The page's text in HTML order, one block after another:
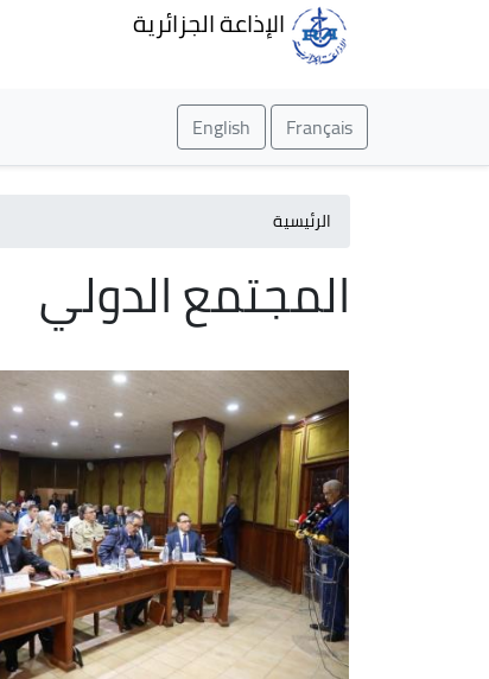
الإذاعة الجزائرية
Français
English
الرئيسية
المجتمع الدولي